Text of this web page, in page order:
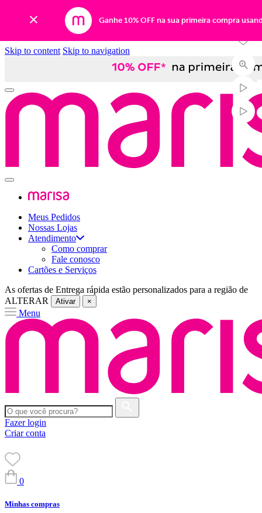
Ganhe 10% OFF na sua primeira compra
Skip to content Skip to navigation
Meus Pedidos
Nossas Lojas
Atendimento
Como comprar
Fale conosco
Cartões e Serviços
As ofertas de Entrega rápida estão personalizados para a região de
ALTERAR
Ativar ×
Menu
Fazer login
Criar conta
0
Minhas compras